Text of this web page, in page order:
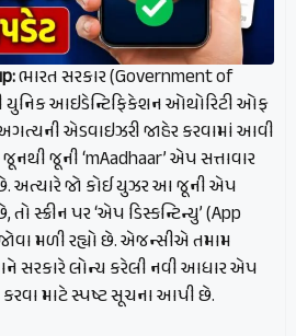
ભારત સરકાર (Government of
યુનિક આઇડેન્ટિફિકેશન ઓથોરિટી ઓફ
અગત્યની એડવાઇઝરી જાહેર કરવામાં આવી
જૂની ‘mAadhaar’ એપ સત્તાવાર
અત્યારે જો કોઈ યુઝર આ જૂની એપ
સ્ક્રીન પર ‘એપ ડિસ્કન્ટિન્યુ’ (App
મળી રહ્યો છે. એજન્સીએ તમામ
સરકારે લોન્ચ કરેલી નવી આધાર એપ
કરવા માટે સ્પષ્ટ સૂચના આપી છે.